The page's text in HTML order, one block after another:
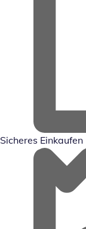
Sicheres Einkaufen